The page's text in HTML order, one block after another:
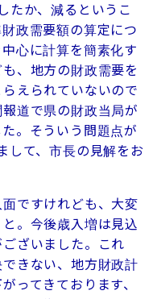
たか、減るというこ
政需要額の算定につ
心に計算を簡素化す
、地方の財政需要を
えられていないので
道で県の財政当局が
。そういう問題点が
して、市長の見解をお
ですけれども、大変
。今後歳入増は見込
ざいました。これ
きない、地方財政計
ってきております、